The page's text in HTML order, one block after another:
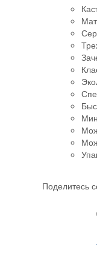
Поделитесь